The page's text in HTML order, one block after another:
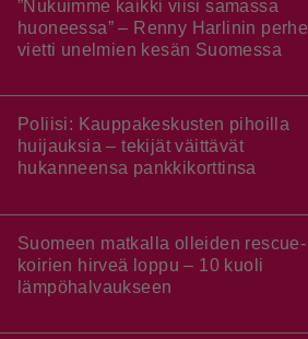
”Nukuimme kaikki viisi samassa
huoneessa” – Renny Harlinin perhe
vietti unelmien kesän Suomessa
Poliisi: Kauppakeskusten pihoilla
huijauksia – tekijät väittävät
hukanneensa pankkikorttinsa
Suomeen matkalla olleiden rescue-
koirien hirveä loppu – 10 kuoli
lämpöhalvaukseen